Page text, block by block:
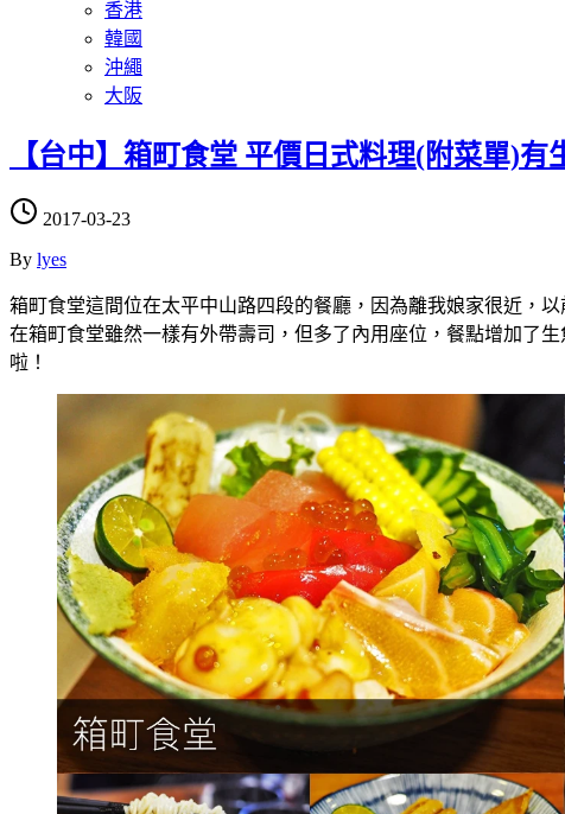
香港
韓國
沖繩
大阪
【台中】箱町食堂 平價日式料理(附菜單)
2017-03-23
By lyes
箱町食堂這間位在太平中山路四段的餐廳，因為離我娘家很近，
在箱町食堂雖然一樣有外帶壽司，但多了內用座位，餐點增加了
啦！